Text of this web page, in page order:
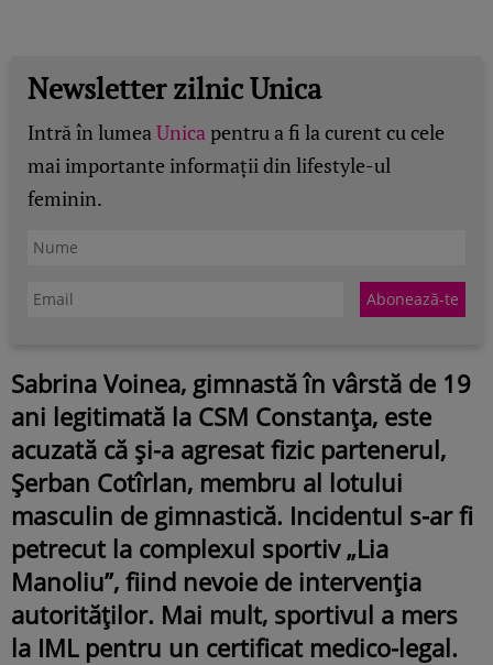
Newsletter zilnic Unica
Intră în lumeaUnicapentru a fi la curent cu cele
mai importante informații din lifestyle-ul
feminin.
Sabrina Voinea, gimnastă în vârstă de 19
ani legitimată la CSM Constanța, este
acuzată că și-a agresat fizic partenerul,
Șerban Cotîrlan, membru al lotului
masculin de gimnastică. Incidentul s-ar fi
petrecut la complexul sportiv „Lia
Manoliu”, fiind nevoie de intervenția
autorităților. Mai mult, sportivul a mers
la IML pentru un certificat medico-legal.